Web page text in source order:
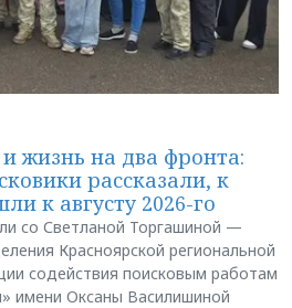
жизнь на два фронта:
рассказали, к
к августу 2026-го
со Светланой Торгашиной —
Красноярской региональной
содействия поисковым работам
имени Оксаны Василишиной